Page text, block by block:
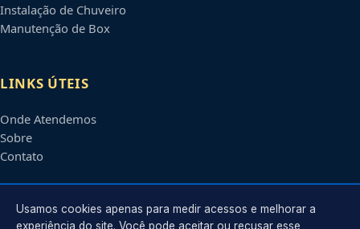
Instalação de Chuveiro
Manutenção de Box
LINKS ÚTEIS
Onde Atendemos
Sobre
Contato
CONTATO
Usamos cookies apenas para medir acessos e melhorar a
experiência do site. Você pode aceitar ou recusar esse